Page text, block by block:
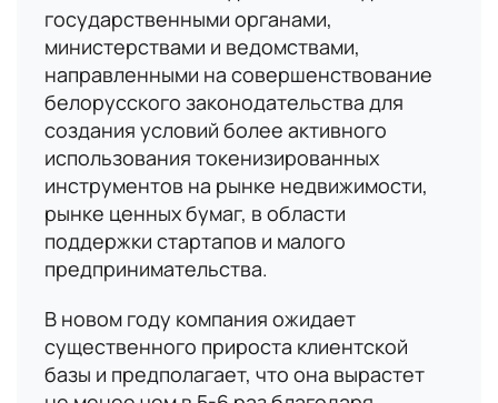
государственными органами,
министерствами и ведомствами,
направленными на совершенствование
белорусского законодательства для
создания условий более активного
использования токенизированных
инструментов на рынке недвижимости,
рынке ценных бумаг, в области
поддержки стартапов и малого
предпринимательства.
В новом году компания ожидает
существенного прироста клиентской
базы и предполагает, что она вырастет